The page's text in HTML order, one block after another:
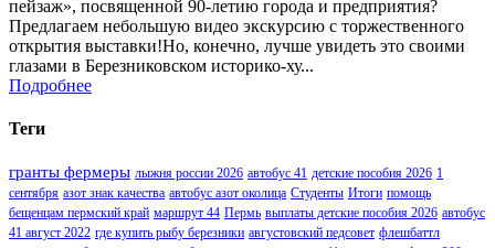
пейзаж», посвященной 90-летию города и предприятия?
Предлагаем небольшую видео экскурсию с торжественного
открытия выставки!Но, конечно, лучше увидеть это своими
глазами в Березниковском историко-ху...
Подробнее
Теги
гранты фермеры лыжня россии 2026 автобус 41 детские пособия 2026 1
сентября азот знак качества автобус азот околица Студенты Итоги помощь
бещенцам пермский край маршрут 44 Пермь выплаты детские пособия 2026 автобус
41 август 2022 где купить рыбу березники августовский педсовет флешбаттл